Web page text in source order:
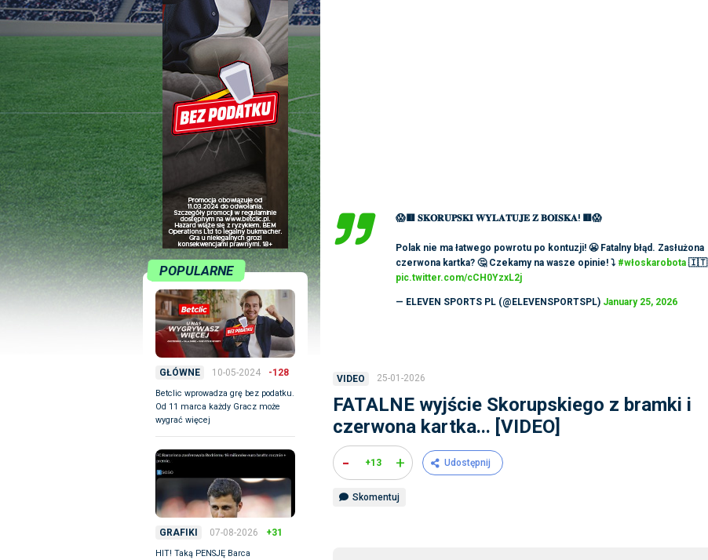
POPULARNE
GŁÓWNE 10-05-2024 -128
Betclic wprowadza grę bez podatku.
Od 11 marca każdy Gracz może
wygrać więcej
GRAFIKI 07-08-2026 +31
HIT! Taką PENSJĘ Barca
😱🟥 𝐒𝐊𝐎𝐑𝐔𝐏𝐒𝐊𝐈 𝐖𝐘𝐋𝐀𝐓𝐔𝐉𝐄 𝐙 𝐁𝐎𝐈𝐒𝐊𝐀! 🟥😱
Polak nie ma łatwego powrotu po kontuzji! 😬 Fatalny błąd. Zasłużona
czerwona kartka? 🤔 Czekamy na wasze opinie! ⤵️ #włoskarobota 🇮🇹
pic.twitter.com/cCH0YzxL2j
— ELEVEN SPORTS PL (@ELEVENSPORTSPL) January 25, 2026
VIDEO 25-01-2026
FATALNE wyjście Skorupskiego z bramki i
czerwona kartka... [VIDEO]
- +13 + Udostępnij
Skomentuj